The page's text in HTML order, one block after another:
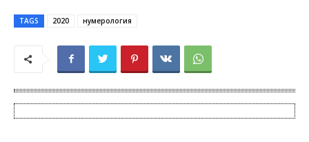
TAGS 2020 нумерология